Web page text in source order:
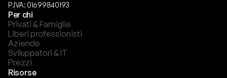
P.IVA: 01699840193
Per chi
Privati & Famiglie
Liberi professionisti
Aziende
Sviluppatori & IT
Prezzi
Risorse